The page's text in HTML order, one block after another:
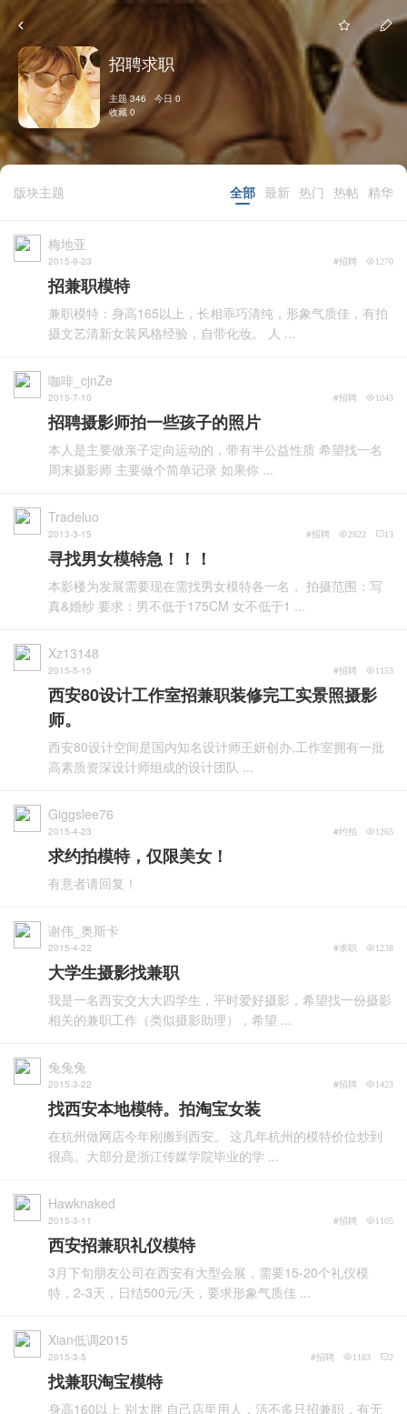
招聘求职
主题 346 今日 0
收藏 0
版块主题 全部 最新 热门 热帖 精华
梅地亚
2015-9-23 1270
#招聘
招兼职模特
兼职模特：身高165以上，长相乖巧清纯，形象气质佳，有拍
摄文艺清新女装风格经验，自带化妆。 人 ...
咖啡_cjnZe
2015-7-10 1043
#招聘
招聘摄影师拍一些孩子的照片
本人是主要做亲子定向运动的，带有半公益性质 希望找一名
周末摄影师 主要做个简单记录 如果你 ...
Tradeluo
2013-3-15 13
2822
#招聘
寻找男女模特急！！！
本影楼为发展需要现在需找男女模特各一名， 拍摄范围：写
真&婚纱 要求：男不低于175CM 女不低于1 ...
Xz13148
2015-5-15 1153
#招聘
西安80设计工作室招兼职装修完工实景照摄影
师。
西安80设计空间是国内知名设计师王妍创办,工作室拥有一批
高素质资深设计师组成的设计团队 ...
Giggslee76
2015-4-23 1265
#约拍
求约拍模特，仅限美女！
有意者请回复！
谢伟_奥斯卡
2015-4-22 1238
#求职
大学生摄影找兼职
我是一名西安交大大四学生，平时爱好摄影，希望找一份摄影
相关的兼职工作（类似摄影助理），希望 ...
兔兔兔
2015-3-22 1423
#招聘
找西安本地模特。拍淘宝女装
在杭州做网店今年刚搬到西安。 这几年杭州的模特价位炒到
很高。大部分是浙江传媒学院毕业的学 ...
Hawknaked
2015-3-11 1105
#招聘
西安招兼职礼仪模特
3月下旬朋友公司在西安有大型会展，需要15-20个礼仪模
特，2-3天，日结500元/天，要求形象气质佳 ...
Xian低调2015
2015-3-5 2
1183
#招聘
找兼职淘宝模特
身高160以上 别太胖 自己店里用人，活不多只招兼职，有无